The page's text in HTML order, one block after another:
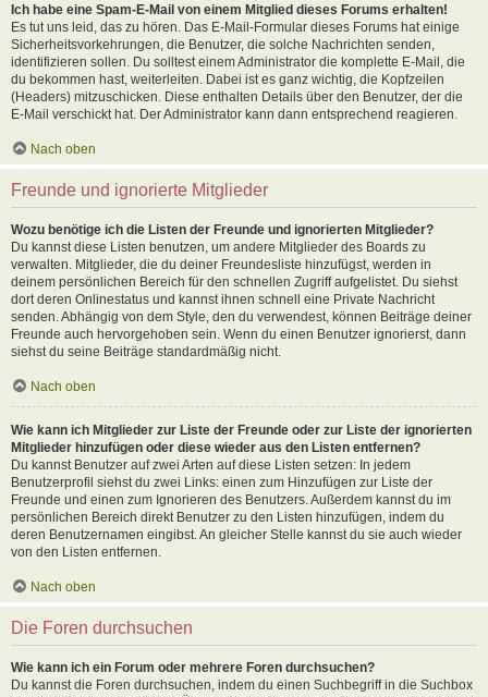
Ich habe eine Spam-E-Mail von einem Mitglied dieses Forums erhalten!
Es tut uns leid, das zu hören. Das E-Mail-Formular dieses Forums hat einige
Sicherheitsvorkehrungen, die Benutzer, die solche Nachrichten senden,
identifizieren sollen. Du solltest einem Administrator die komplette E-Mail, die
du bekommen hast, weiterleiten. Dabei ist es ganz wichtig, die Kopfzeilen
(Headers) mitzuschicken. Diese enthalten Details über den Benutzer, der die
E-Mail verschickt hat. Der Administrator kann dann entsprechend reagieren.
Nach oben
Freunde und ignorierte Mitglieder
Wozu benötige ich die Listen der Freunde und ignorierten Mitglieder?
Du kannst diese Listen benutzen, um andere Mitglieder des Boards zu
verwalten. Mitglieder, die du deiner Freundesliste hinzufügst, werden in
deinem persönlichen Bereich für den schnellen Zugriff aufgelistet. Du siehst
dort deren Onlinestatus und kannst ihnen schnell eine Private Nachricht
senden. Abhängig von dem Style, den du verwendest, können Beiträge deiner
Freunde auch hervorgehoben sein. Wenn du einen Benutzer ignorierst, dann
siehst du seine Beiträge standardmäßig nicht.
Nach oben
Wie kann ich Mitglieder zur Liste der Freunde oder zur Liste der ignorierten
Mitglieder hinzufügen oder diese wieder aus den Listen entfernen?
Du kannst Benutzer auf zwei Arten auf diese Listen setzen: In jedem
Benutzerprofil siehst du zwei Links: einen zum Hinzufügen zur Liste der
Freunde und einen zum Ignorieren des Benutzers. Außerdem kannst du im
persönlichen Bereich direkt Benutzer zu den Listen hinzufügen, indem du
deren Benutzernamen eingibst. An gleicher Stelle kannst du sie auch wieder
von den Listen entfernen.
Nach oben
Die Foren durchsuchen
Wie kann ich ein Forum oder mehrere Foren durchsuchen?
Du kannst die Foren durchsuchen, indem du einen Suchbegriff in die Suchbox